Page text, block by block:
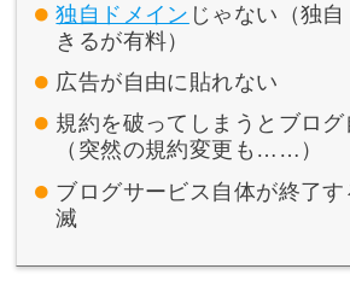
独自ドメイン じゃない（独
きるが有料）
広告が自由に貼れない
規約を破ってしまうとブロ
（突然の規約変更も……）
ブログサービス自体が終了
滅